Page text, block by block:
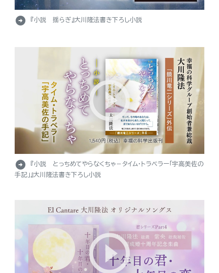
arrow_circle_right 『小説 揺らぎ』大川隆法書き下ろし小説
arrow_circle_right
『小説 とっちめてやらなくちゃ－タイム・トラベラー「宇高美佐の
手記」』大川隆法書き下ろし小説